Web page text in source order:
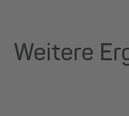
Weitere